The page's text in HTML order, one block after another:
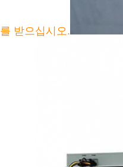
를 받으십시오.